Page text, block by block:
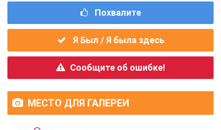
Похвалите
Я Был / Я была здесь
Сообщите об ошибке!
МЕСТО ДЛЯ ГАЛЕРЕИ